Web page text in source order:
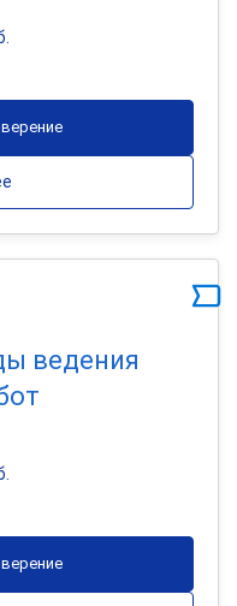
ведения